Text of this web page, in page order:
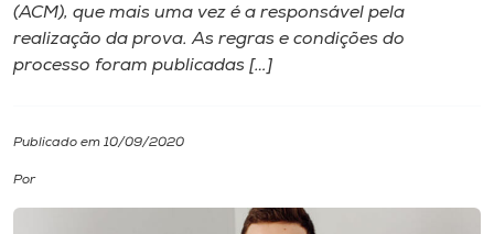
I.nova
Cultura
(ACM), que mais uma vez é a responsável pela
realização da prova. As regras e condições do
processo foram publicadas […]
Publicado em 10/09/2020
Por